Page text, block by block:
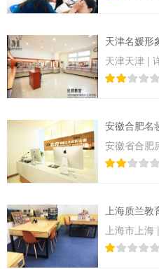
天津名媛形
天津天津 |
安徽合肥名
安徽省合肥
上海质兰教
上海市上海 |